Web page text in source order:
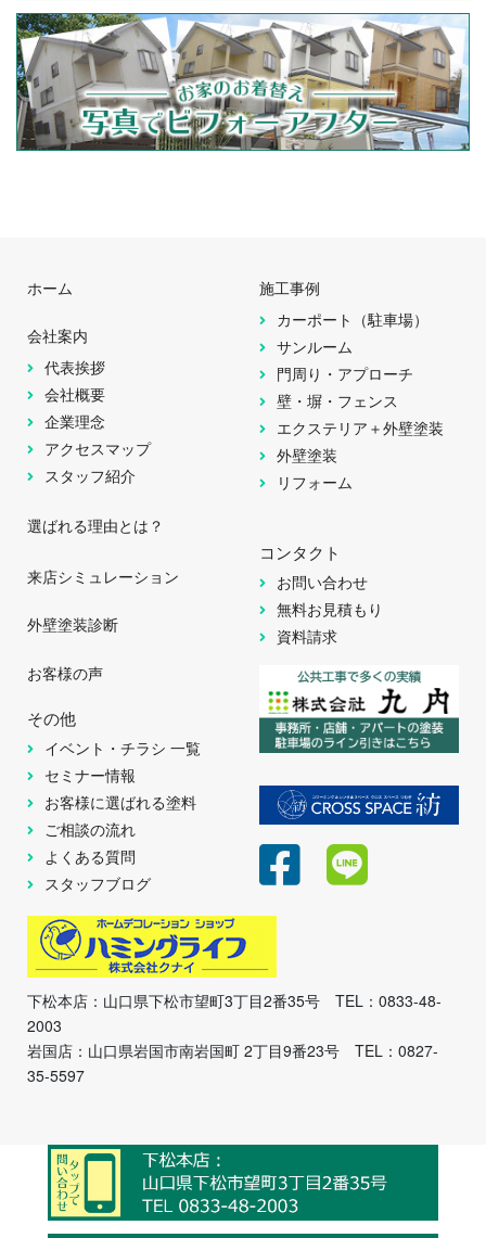
ホーム
会社案内
代表挨拶
会社概要
企業理念
アクセスマップ
スタッフ紹介
選ばれる理由とは？
施工事例
カーポート（駐車場）
サンルーム
門周り・アプローチ
壁・塀・フェンス
エクステリア＋外壁塗装
外壁塗装
リフォーム
来店シミュレーション
外壁塗装診断
お客様の声
その他
イベント・チラシ 一覧
セミナー情報
お客様に選ばれる塗料
ご相談の流れ
よくある質問
スタッフブログ
コンタクト
お問い合わせ
無料お見積もり
資料請求
下松本店：山口県下松市望町3丁目2番35号 TEL：0833-48-
2003
岩国店：山口県岩国市南岩国町 2丁目9番23号 TEL：0827-
35-5597